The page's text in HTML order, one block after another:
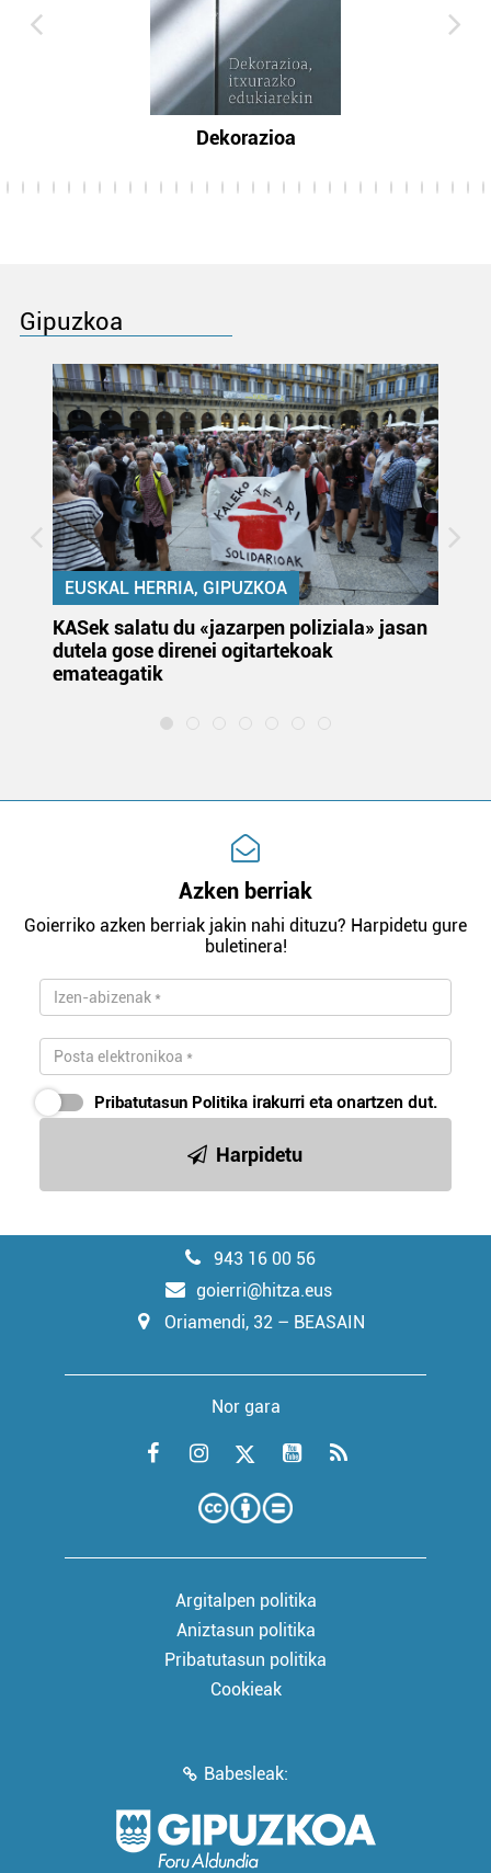
Dekorazioa
Gipuzkoa
EUSKAL HERRIA, GIPUZKOA
KASek salatu du «jazarpen poliziala» jasan
dutela gose direnei ogitartekoak
emateagatik
Azken berriak
Goierriko azken berriak jakin nahi dituzu? Harpidetu gure
buletinera!
Pribatutasun Politika irakurri eta onartzen dut.
Harpidetu
943 16 00 56
goierri@hitza.eus
Oriamendi, 32 – BEASAIN
Nor gara
Argitalpen politika
Aniztasun politika
Pribatutasun politika
Cookieak
Babesleak: